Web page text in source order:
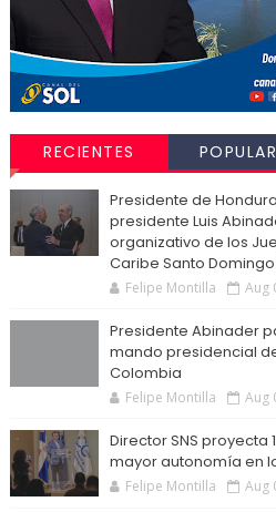
RECIENTES
Presidente de
presidente Luis
organizativo de los
Caribe Santo
Felipe Montilla Aug
Presidente Abinader
mando presidencial
Colombia
Felipe Montilla Aug
Director SNS proyecta
mayor autonomía en
Felipe Montilla Aug